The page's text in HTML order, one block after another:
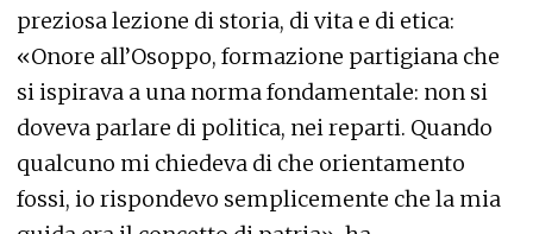
preziosa lezione di storia, di vita e di etica:
«Onore all’Osoppo, formazione partigiana che
si ispirava a una norma fondamentale: non si
doveva parlare di politica, nei reparti. Quando
qualcuno mi chiedeva di che orientamento
fossi, io rispondevo semplicemente che la mia